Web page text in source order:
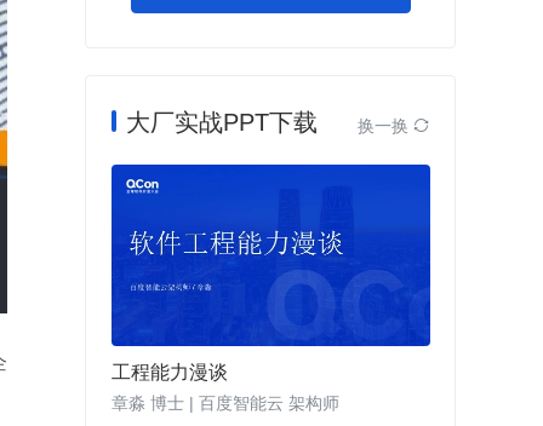
大厂实战PPT下载 换一换 
工程能力漫谈
章淼 博士 | 百度智能云 架构师